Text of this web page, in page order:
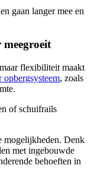
gaan langer mee en
meegroeit
flexibiliteit maakt
opbergsysteem, zoals
of schuifrails
mogelijkheden. Denk
met ingebouwde
behoeften in